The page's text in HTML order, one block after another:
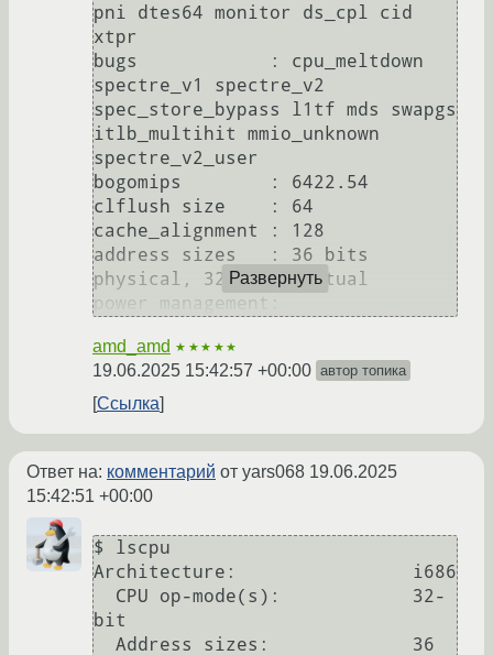
pni dtes64 monitor ds_cpl cid
xtpr
bugs		: cpu_meltdown
spectre_v1 spectre_v2
spec_store_bypass l1tf mds swapgs
itlb_multihit mmio_unknown
spectre_v2_user
bogomips	: 6422.54
clflush size	: 64
cache_alignment	: 128
address sizes	: 36 bits
physical, 32 bits virtual
Развернуть
amd_amd ★★★★★
19.06.2025 15:42:57 +00:00 автор топика
Ссылка
Ответ на: комментарий от yars068 19.06.2025
15:42:51 +00:00
$ lscpu
Architecture:                i686
bit